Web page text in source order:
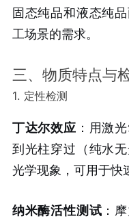
固态纯品和液态纯
工场景的需求。
三、物质特点与
1. 定性检测
丁达尔效应 ：用激
到光柱穿过（纯水
光学现象，可用于快
纳米酶活性测试 ：